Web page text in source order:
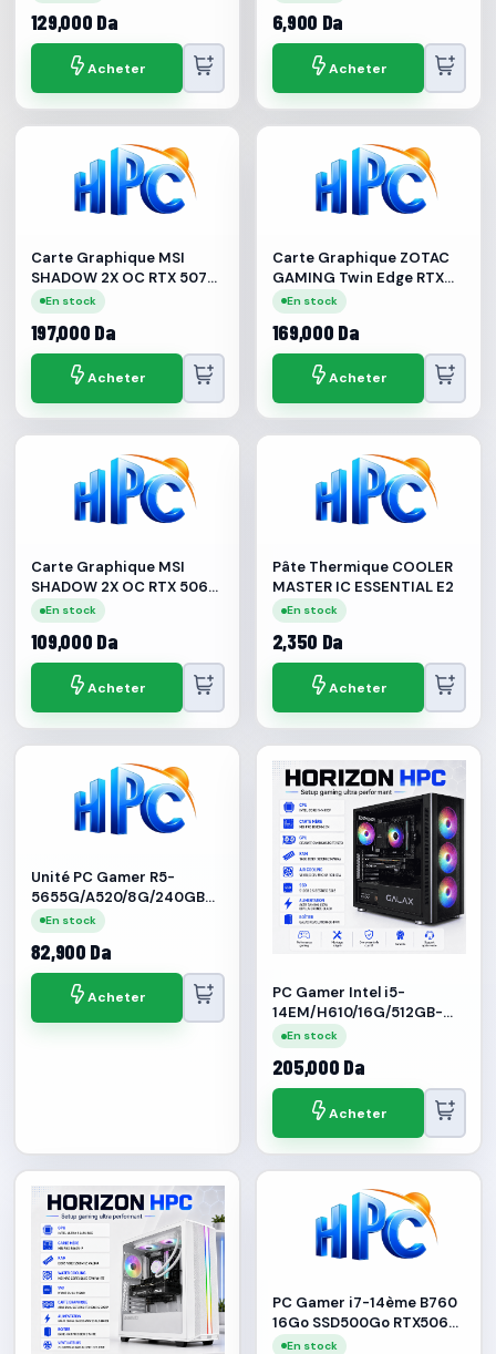
129,000 Da
Acheter
6,900 Da
Acheter
Carte Graphique MSI
SHADOW 2X OC RTX 5070
12G GDDR7
En stock
197,000 Da
Acheter
Carte Graphique ZOTAC
GAMING Twin Edge RTX
5060 Ti 16G GDDR7
En stock
169,000 Da
Acheter
Carte Graphique MSI
SHADOW 2X OC RTX 5060
8G GDDR7
En stock
109,000 Da
Acheter
Pâte Thermique COOLER
MASTER IC ESSENTIAL E2
En stock
2,350 Da
Acheter
Unité PC Gamer R5-
5655G/A520/8G/240GB
SSD/VEGA7
En stock
82,900 Da
Acheter
PC Gamer Intel i5-
14EM/H610/16G/512GB-
SSD/650W/RTX-5050-8G
En stock
205,000 Da
Acheter
PC Gamer i7-14ème B760
16Go SSD500Go RTX5060
8GoEn stock